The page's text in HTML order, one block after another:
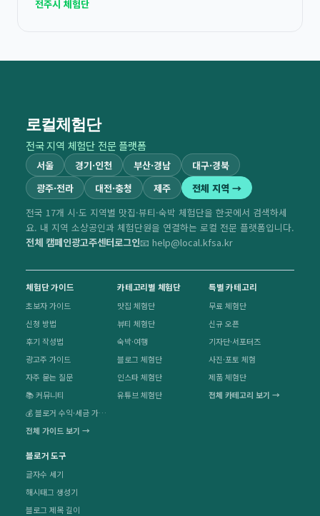
전주시 체험단
로컬체험단
전국 지역 체험단 전문 플랫폼
서울 경기·인천 부산·경남
대구·경북
광주·전라
대전·충청 제주
전체 지역 →
전국 17개 시·도 지역별 맛집·뷰티·숙박 체험단을 한곳에서 검색하세
요. 내 지역 소상공인과 체험단원을 연결하는 로컬 전문 플랫폼입니다.
전체 캠페인광고주센터로그인📧 help@local.kfsa.kr
체험단 가이드
초보자 가이드
신청 방법
후기 작성법
광고주 가이드
자주 묻는 질문
📚 커뮤니티
💰 블로거 수익·세금 가이드
전체 가이드 보기 →
카테고리별 체험단
맛집 체험단
뷰티 체험단
숙박·여행
블로그 체험단
인스타 체험단
유튜브 체험단
특별 카테고리
무료 체험단
신규 오픈
기자단·서포터즈
사진·포토 체험
제품 체험단
전체 카테고리 보기 →
블로거 도구
글자수 세기
해시태그 생성기
블로그 제목 길이